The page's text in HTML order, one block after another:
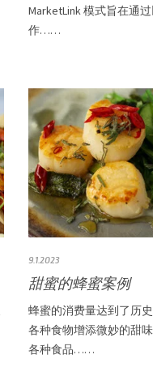
MarketLink 模式旨在通
作……
9.1.2023
甜蜜的蜂蜜案例
蜂蜜的消费量达到了历
各种食物增添微妙的甜
各种食品……